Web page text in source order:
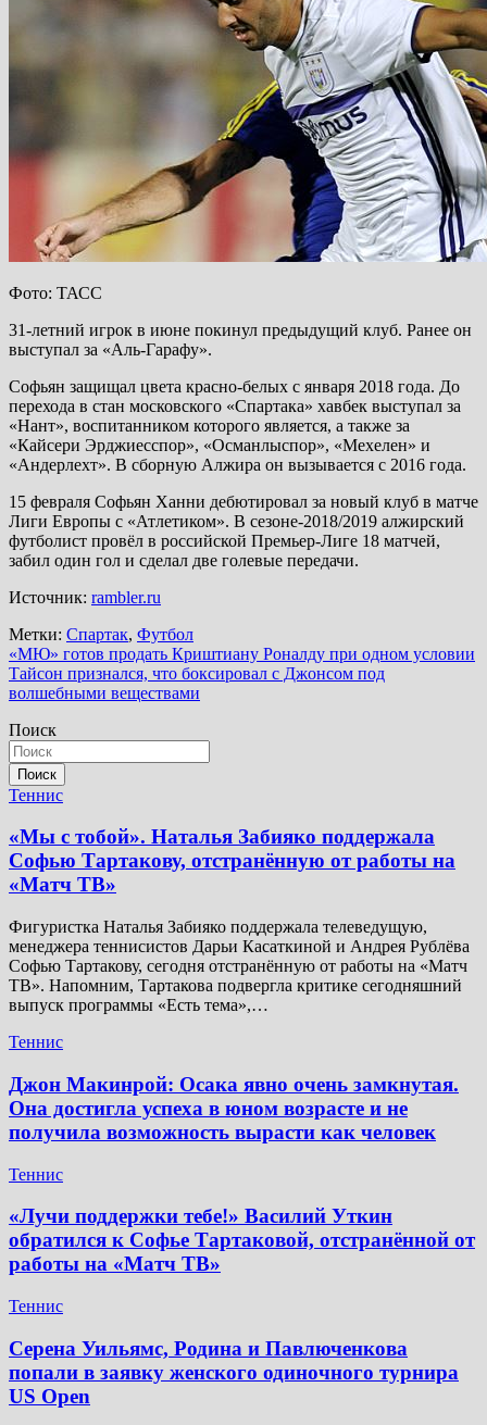
Фото: ТАСС
31-летний игрок в июне покинул предыдущий клуб. Ранее он
выступал за «Аль-Гарафу».
Софьян защищал цвета красно-белых с января 2018 года. До
перехода в стан московского «Спартака» хавбек выступал за
«Нант», воспитанником которого является, а также за
«Кайсери Эрджиесспор», «Османлыспор», «Мехелен» и
«Андерлехт». В сборную Алжира он вызывается с 2016 года.
15 февраля Софьян Ханни дебютировал за новый клуб в матче
Лиги Европы с «Атлетиком». В сезоне-2018/2019 алжирский
футболист провёл в российской Премьер-Лиге 18 матчей,
забил один гол и сделал две голевые передачи.
Источник: rambler.ru
Метки: Спартак, Футбол
Навигация
по
«МЮ» готов продать Криштиану Роналду при одном условии
Тайсон признался, что боксировал с Джонсом под
волшебными веществами
Поиск
Поиск
Теннис
«Мы с тобой». Наталья Забияко поддержала
Софью Тартакову, отстранённую от работы на
«Матч ТВ»
Фигуристка Наталья Забияко поддержала телеведущую,
менеджера теннисистов Дарьи Касаткиной и Андрея Рублёва
Софью Тартакову, сегодня отстранённую от работы на «Матч
ТВ». Напомним, Тартакова подвергла критике сегодняшний
выпуск программы «Есть тема»,…
Теннис
Джон Макинрой: Осака явно очень замкнутая.
Она достигла успеха в юном возрасте и не
получила возможность вырасти как человек
Теннис
«Лучи поддержки тебе!» Василий Уткин
обратился к Софье Тартаковой, отстранённой от
работы на «Матч ТВ»
Теннис
Серена Уильямс, Родина и Павлюченкова
попали в заявку женского одиночного турнира
US Open